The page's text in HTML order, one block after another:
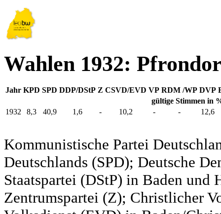
Wahlen 1932:
Jahr KPD SPD DDP/DStP Z CSVD/EVD VP RDM /WP DVP
gültige Stimmen in
1932
8,3 40,9 1,6 - 10,2 - - 12,6
Kommunistische Partei
Deutschlands (SPD); Deutsche
Staatspartei (DStP) in Baden und
Zentrumspartei (Z); Christlicher